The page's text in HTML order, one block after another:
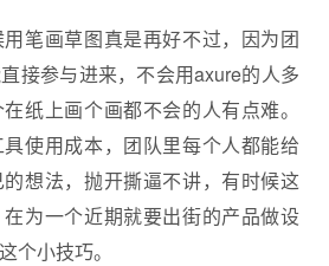
笔画草图真是再好不过，因为团
接参与进来，不会用axure的人多
纸上画个画都不会的人有点难。
使用成本，团队里每个人都能给
想法，抛开撕逼不讲，有时候这
为一个近期就要出街的产品做设
个小技巧。